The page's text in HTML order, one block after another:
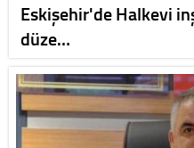
Eskişehir'de Halkevi
düze…